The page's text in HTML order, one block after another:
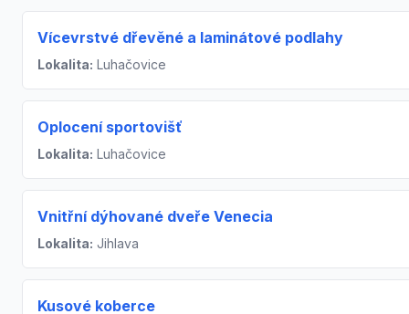
Vícevrstvé dřevěné a laminátové podlahy
Lokalita: Luhačovice
Oplocení sportovišť
Lokalita: Luhačovice
Vnitřní dýhované dveře Venecia
Lokalita: Jihlava
Kusové koberce